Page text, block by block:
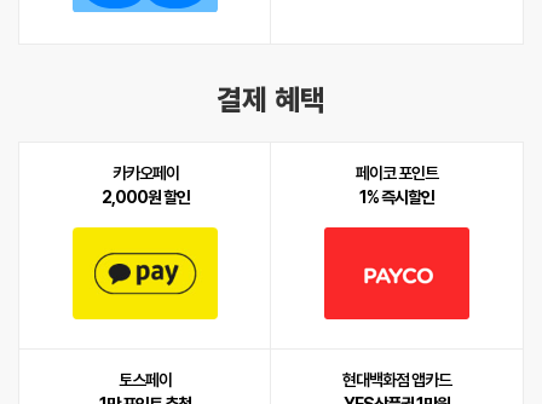
결제 혜택
카카오페이
2,000원 할인
페이코 포인트
1% 즉시할인
토스페이
현대백화점 앱카드